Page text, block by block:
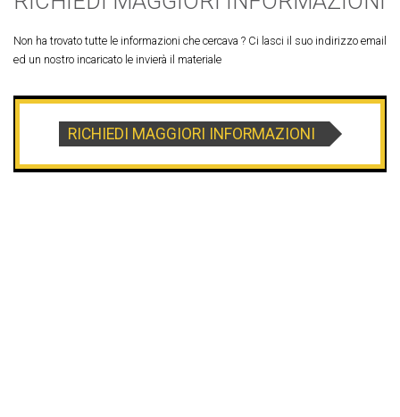
Non ha trovato tutte le informazioni che cercava ? Ci lasci il suo indirizzo email
ed un nostro incaricato le invierà il materiale
RICHIEDI MAGGIORI INFORMAZIONI